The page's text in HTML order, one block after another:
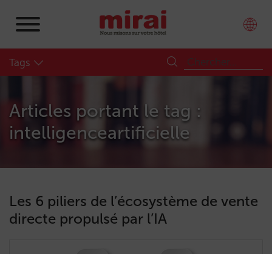
Tags
Articles portant le tag :
intelligenceartificielle
Les 6 piliers de l’écosystème de vente
directe propulsé par l’IA